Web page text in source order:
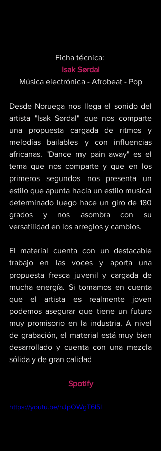
Ficha técnica:
Isak Sørdal
Música electrónica - Afrobeat - Pop
Desde Noruega nos llega el sonido del
artista "Isak Sørdal" que nos comparte
una propuesta cargada de ritmos y
melodías bailables y con influencias
africanas. "Dance my pain away" es el
tema que nos comparte y que en los
primeros segundos nos presenta un
estilo que apunta hacia un estilo musical
determinado luego hace un giro de 180
grados y nos asombra con su
versatilidad en los arreglos y cambios.
El material cuenta con un destacable
trabajo en las voces y aporta una
propuesta fresca juvenil y cargada de
mucha energía. Si tomamos en cuenta
que el artista es realmente joven
podemos asegurar que tiene un futuro
muy promisorio en la industria. A nivel
de grabación, el material está muy bien
desarrollado y cuenta con una mezcla
sólida y de gran calidad
Spotify
https://youtu.be/hJpOWgT6l5I